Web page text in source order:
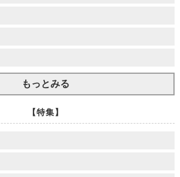
もっとみる
【特集】